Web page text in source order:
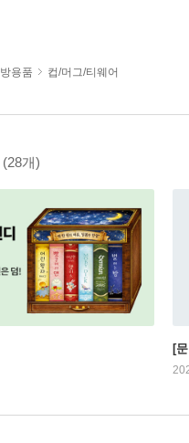
용품 컵/머그/티웨어
(28개)
[